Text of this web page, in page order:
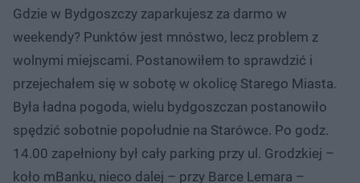
Gdzie w Bydgoszczy zaparkujesz za darmo w
weekendy? Punktów jest mnóstwo, lecz problem z
wolnymi miejscami. Postanowiłem to sprawdzić i
przejechałem się w sobotę w okolicę Starego Miasta.
Była ładna pogoda, wielu bydgoszczan postanowiło
spędzić sobotnie popołudnie na Starówce. Po godz.
14.00 zapełniony był cały parking przy ul. Grodzkiej –
koło mBanku, nieco dalej – przy Barce Lemara –